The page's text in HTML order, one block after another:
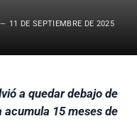
11 DE SEPTIEMBRE DE 2025
a quedar debajo de
15 meses de